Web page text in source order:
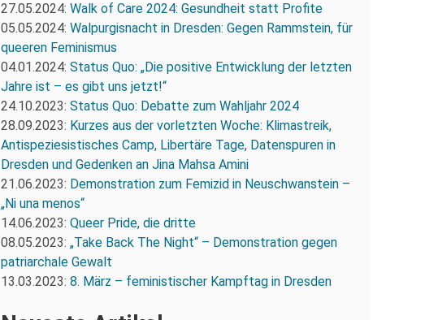
27.05.2024: Walk of Care 2024: Gesundheit statt Profite
05.05.2024: Walpurgisnacht in Dresden: Gegen Rammstein, für
queeren Feminismus
04.01.2024: Status Quo: „Die positive Entwicklung der letzten
Jahre ist – es gibt uns jetzt!“
24.10.2023: Status Quo: Debatte zum Wahljahr 2024
28.09.2023: Kurzes aus der vorletzten Woche: Klimastreik,
Antispeziesistisches Camp, Libertäre Tage, Datenspuren in
Dresden und Gedenken an Jina Mahsa Amini
21.06.2023: Demonstration zum Femizid in Neuschwanstein –
„Ni una menos“
14.06.2023: Queer Pride, die dritte
08.05.2023: „Take Back The Night“ – Demonstration gegen
patriarchale Gewalt
13.03.2023: 8. März – feministischer Kampftag in Dresden